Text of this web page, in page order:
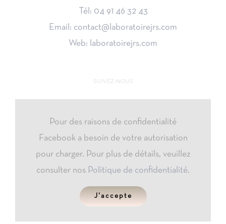
Tél: 04 91 46 32 43
Email: contact@laboratoirejrs.com
Web: laboratoirejrs.com
SUIVEZ-NOUS
Pour des raisons de confidentialité
Facebook a besoin de votre autorisation
pour charger. Pour plus de détails, veuillez
consulter nos Politique de confidentialité.
J'accepte